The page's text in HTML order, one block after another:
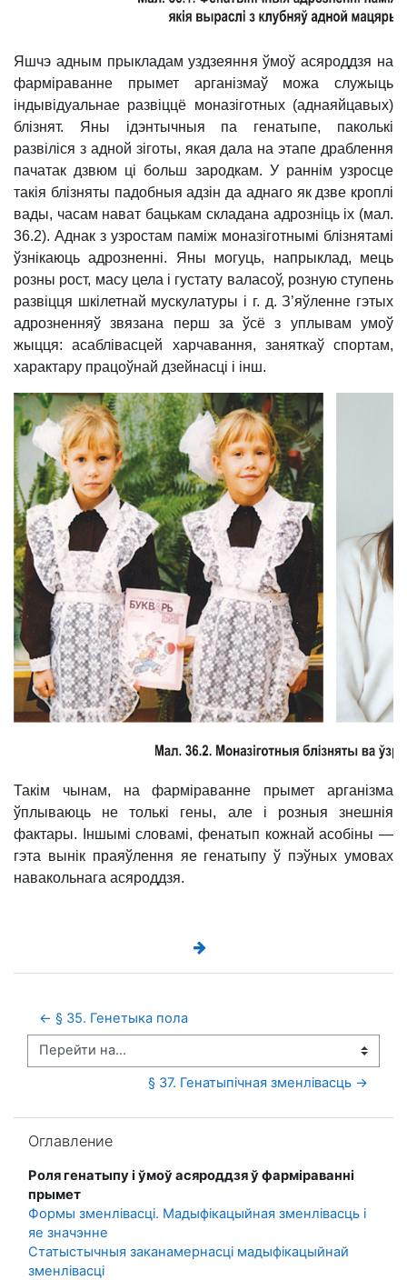
Яшчэ адным прыкладам уздзеяння ўмоў асяроддзя на
фарміраванне прымет арганізмаў можа служыць
індывідуальнае развіццё моназіготных (аднаяйцавых)
блізнят. Яны ідэнтычныя па генатыпе, паколькі
развіліся з адной зіготы, якая дала на этапе драблення
пачатак дзвюм ці больш зародкам. У раннім узросце
такія блізняты падобныя адзін да аднаго як дзве кроплі
вады, часам нават бацькам складана адрозніць іх (мал.
36.2). Аднак з узростам паміж моназіготнымі блізнятамі
ўзнікаюць адрозненні. Яны могуць, напрыклад, мець
розны рост, масу цела і густату валасоў, розную ступень
развіцця шкілетнай мускулатуры і г. д. З’яўленне гэтых
адрозненняў звязана перш за ўсё з уплывам умоў
жыцця: асаблівасцей харчавання, заняткаў спортам,
характару працоўнай дзейнасці і інш.
Такім чынам, на фарміраванне прымет арганізма
ўплываюць не толькі гены, але і розныя знешнія
фактары. Іншымі словамі, фенатып кожнай асобіны —
гэта вынік праяўлення яе генатыпу ў пэўных умовах
нава­кольнага асяроддзя.
← § 35. Генетыка пола
Перейти на...
§ 37. Генатыпічная зменлівасць →
Оглавление
Роля генатыпу і ўмоў асяроддзя ў фарміраванні
прымет
Формы зменлівасці. Мадыфікацыйная зменлівасць і
яе значэнне
Статыстычныя заканамернасці мадыфікацыйнай
зменлівасці